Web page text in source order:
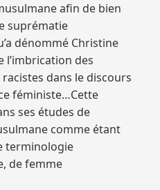
afin de bien
suprématie
dénommé Christine
l’imbrication des
dans le discours
féministe…Cette
ses études de
comme étant
terminologie
de femme